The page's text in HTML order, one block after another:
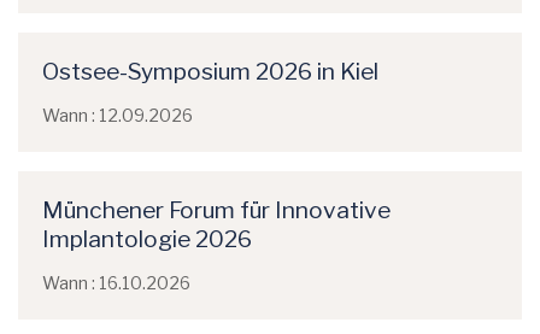
Ostsee-Symposium 2026 in Kiel
Wann : 12.09.2026
Münchener Forum für Innovative
Implantologie 2026
Wann : 16.10.2026